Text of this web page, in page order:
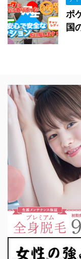
ポ
国